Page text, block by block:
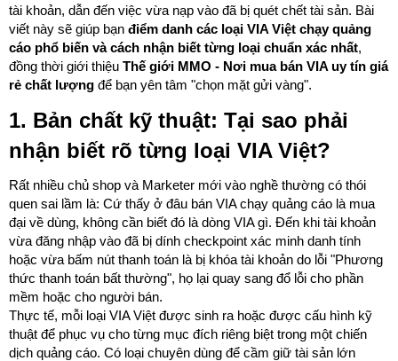
tài khoản, dẫn đến việc vừa nạp vào đã bị quét chết tài sản. Bài
viết này sẽ giúp bạn điểm danh các loại VIA Việt chạy quảng
cáo phổ biến và cách nhận biết từng loại chuẩn xác nhất,
đồng thời giới thiệu Thế giới MMO - Nơi mua bán VIA uy tín giá
rẻ chất lượng để bạn yên tâm "chọn mặt gửi vàng".
1. Bản chất kỹ thuật: Tại sao phải
nhận biết rõ từng loại VIA Việt?
Rất nhiều chủ shop và Marketer mới vào nghề thường có thói
quen sai lầm là: Cứ thấy ở đâu bán VIA chạy quảng cáo là mua
đại về dùng, không cần biết đó là dòng VIA gì. Đến khi tài khoản
vừa đăng nhập vào đã bị dính checkpoint xác minh danh tính
hoặc vừa bấm nút thanh toán là bị khóa tài khoản do lỗi "Phương
thức thanh toán bất thường", họ lại quay sang đổ lỗi cho phần
mềm hoặc cho người bán.
Thực tế, mỗi loại VIA Việt được sinh ra hoặc được cấu hình kỹ
thuật để phục vụ cho từng mục đích riêng biệt trong một chiến
dịch quảng cáo. Có loại chuyên dùng để cầm giữ tài sản lớn